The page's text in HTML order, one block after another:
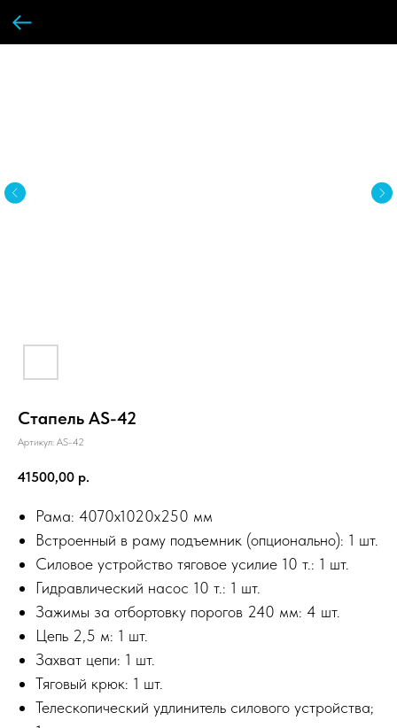
Стапель AS-42
Артикул: AS-42
41500,00 р.
Рама: 4070х1020х250 мм
Встроенный в раму подъемник (опционально): 1 шт.
Силовое устройство тяговое усилие 10 т.: 1 шт.
Гидравлический насос 10 т.: 1 шт.
Зажимы за отбортовку порогов 240 мм: 4 шт.
Цепь 2,5 м: 1 шт.
Захват цепи: 1 шт.
Тяговый крюк: 1 шт.
Телескопический удлинитель силового устройства;